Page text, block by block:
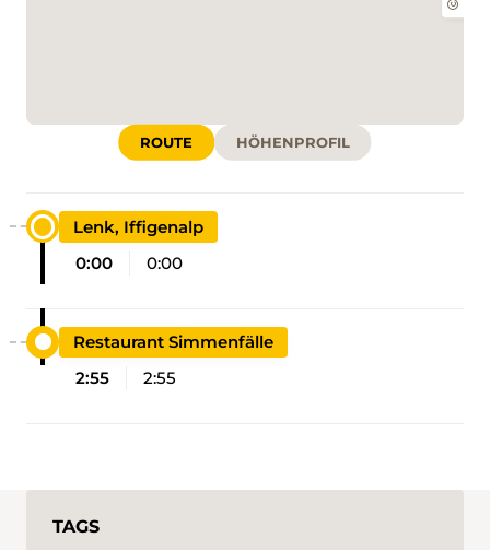
ROUTE HÖHENPROFIL
Lenk, Iffigenalp
0:00
0:00
Restaurant Simmenfälle
2:55
2:55
TAGS